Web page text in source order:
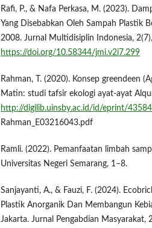
Rafi, P., & Nafa Perkasa, M. (2023).
Yang Disebabkan Oleh Sampah Plastik
2008. Jurnal Multidisiplin Indonesia,
https://doi.org/10.58344/jmi.v2i7.299
Rahman, T. (2020). Konsep greendeen
Matin: studi tafsir ekologi ayat-ayat
http://digilib.uinsby.ac.id/id/eprint/
Rahman_E03216043.pdf
Ramli. (2022). Pemanfaatan limbah
Universitas Negeri Semarang, 1–8.
Sanjayanti, A., & Fauzi, F. (2024).
Plastik Anorganik Dan Membangun
Jakarta. Jurnal Pengabdian Masyarakat,